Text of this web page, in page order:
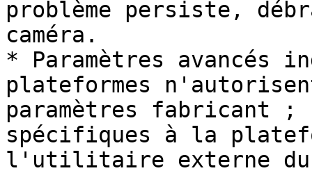
problème persiste,
caméra.
* Paramètres avancés
plateformes
paramètres fabricant ;
spécifiques à la
l'utilitaire externe